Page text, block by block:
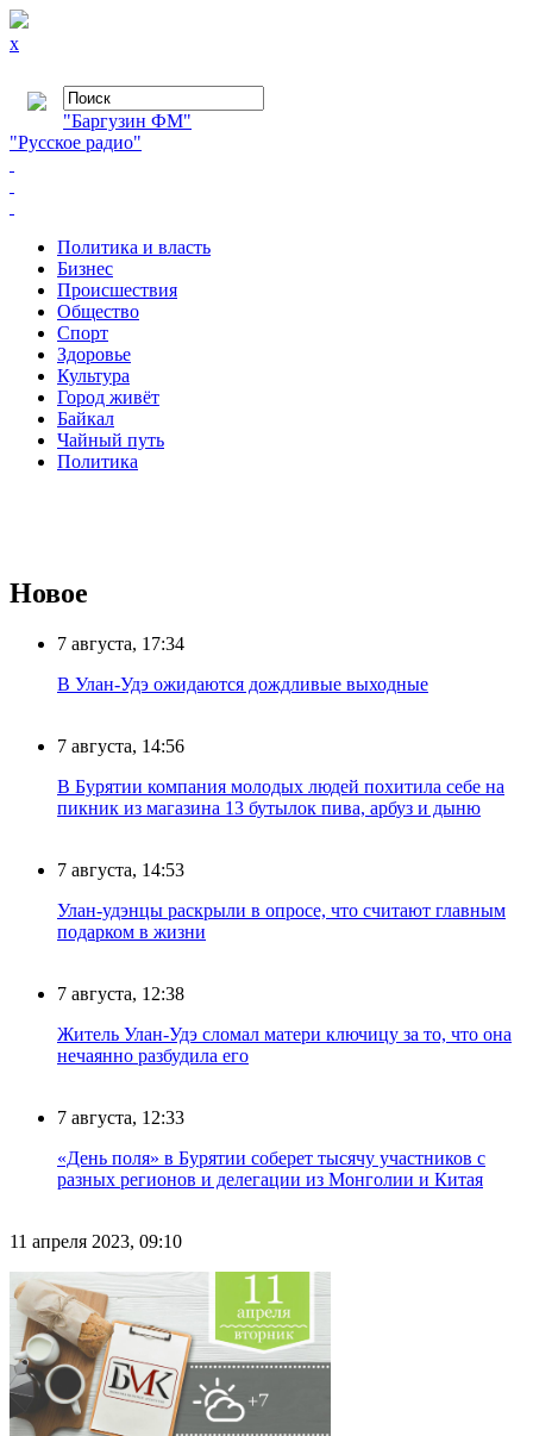
x
"Баргузин ФМ"
"Русское радио"
Политика и власть
Бизнес
Происшествия
Общество
Cпорт
Здоровье
Культура
Город живёт
Байкал
Чайный путь
Политика
Новое
7 августа, 17:34
В Улан-Удэ ожидаются дождливые выходные
7 августа, 14:56
В Бурятии компания молодых людей похитила себе на
пикник из магазина 13 бутылок пива, арбуз и дыню
7 августа, 14:53
Улан-удэнцы раскрыли в опросе, что считают главным
подарком в жизни
7 августа, 12:38
Житель Улан-Удэ сломал матери ключицу за то, что она
нечаянно разбудила его
7 августа, 12:33
«День поля» в Бурятии соберет тысячу участников с
разных регионов и делегации из Монголии и Китая
11 апреля 2023, 09:10